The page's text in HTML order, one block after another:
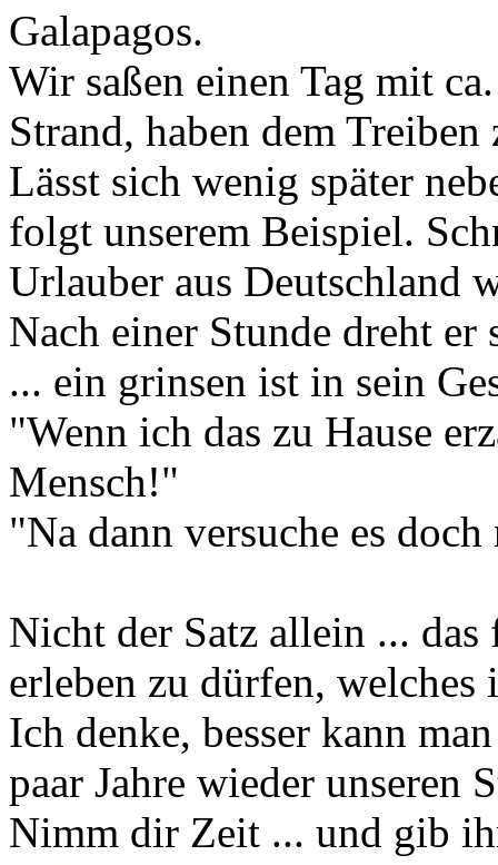
Galapagos.
Wir saßen einen Tag mit
Strand, haben dem Treiben
Lässt sich wenig später
folgt unserem Beispiel.
Urlauber aus Deutschland
Nach einer Stunde dreht
... ein grinsen ist in sein
"Wenn ich das zu Hause
Mensch!"
"Na dann versuche es
Nicht der Satz allein ... das
erleben zu dürfen,
Ich denke, besser kann
paar Jahre wieder unseren
Nimm dir Zeit ... und gib